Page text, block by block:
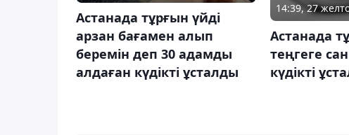
Астанада тұрғын үйді
арзан бағамен алып
беремін деп 30 адамды
алдаған күдікті ұсталды
14:39, 27
Астанада
теңгеге
күдікті